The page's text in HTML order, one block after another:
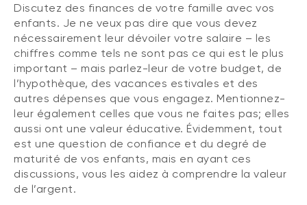
Discutez des finances de votre famille avec vos
enfants. Je ne veux pas dire que vous devez
nécessairement leur dévoiler votre salaire – les
chiffres comme tels ne sont pas ce qui est le plus
important – mais parlez-leur de votre budget, de
l’hypothèque, des vacances estivales et des
autres dépenses que vous engagez. Mentionnez-
leur également celles que vous ne faites pas; elles
aussi ont une valeur éducative. Évidemment, tout
est une question de confiance et du degré de
maturité de vos enfants, mais en ayant ces
discussions, vous les aidez à comprendre la valeur
de l’argent.